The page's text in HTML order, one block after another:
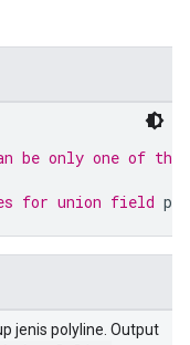
be only one of
for union field
jenis polyline. Output